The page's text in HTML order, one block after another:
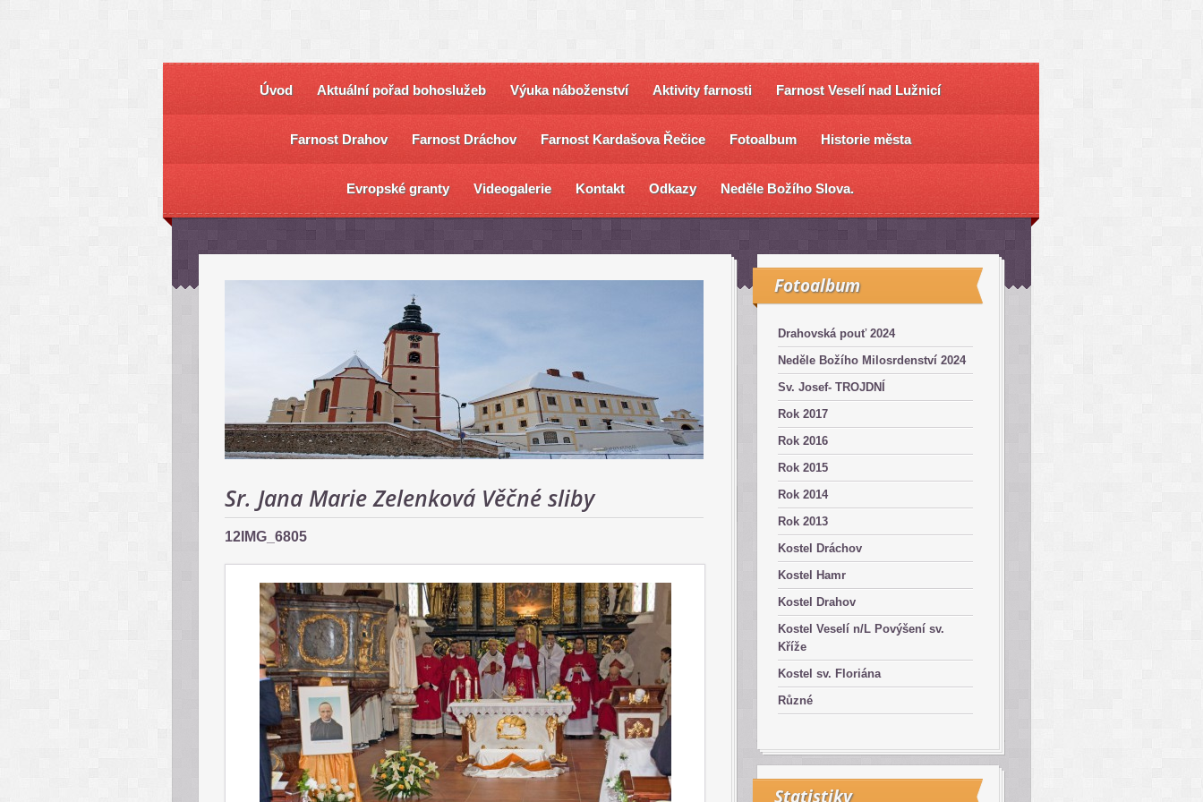
Úvod Aktuální pořad bohoslužeb Výuka náboženství Aktivity farnosti Farnost Veselí nad Lužnicí
Farnost Drahov Farnost Dráchov Farnost Kardašova Řečice Fotoalbum Historie města
Evropské granty Videogalerie Kontakt Odkazy Neděle Božího Slova.
Sr. Jana Marie Zelenková Věčné sliby
12IMG_6805
Fotoalbum
Drahovská pouť 2024
Neděle Božího Milosrdenství 2024
Sv. Josef- TROJDNÍ
Rok 2017
Rok 2016
Rok 2015
Rok 2014
Rok 2013
Kostel Dráchov
Kostel Hamr
Kostel Drahov
Kostel Veselí n/L Povýšení sv.
Kříže
Kostel sv. Floriána
Různé
Statistiky